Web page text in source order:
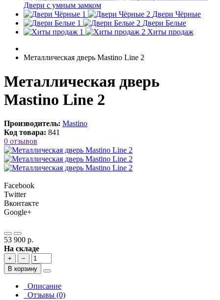
Двери с умным замком
Двери Чёрные
Двери Белые
Хиты продаж
Металлическая дверь Mastino Line 2
Металлическая дверь
Mastino Line 2
Производитель: Mastino
Код товара: 841
0 отзывов
Facebook
Twitter
Вконтакте
Google+
53 900 р.
На складе
+
−
В корзину
Описание
Отзывы (0)